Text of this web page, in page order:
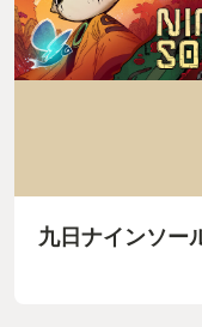
九日ナインソー